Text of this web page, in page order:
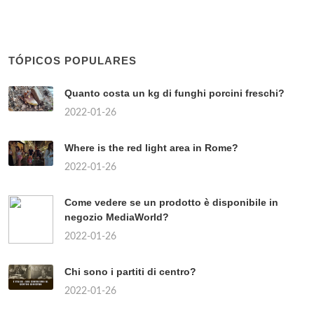
TÓPICOS POPULARES
Quanto costa un kg di funghi porcini freschi?
2022-01-26
Where is the red light area in Rome?
2022-01-26
Come vedere se un prodotto è disponibile in
negozio MediaWorld?
2022-01-26
Chi sono i partiti di centro?
2022-01-26